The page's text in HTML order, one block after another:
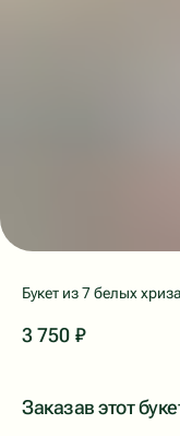
Букет из 7 белых
3 750 ₽
Заказав этот